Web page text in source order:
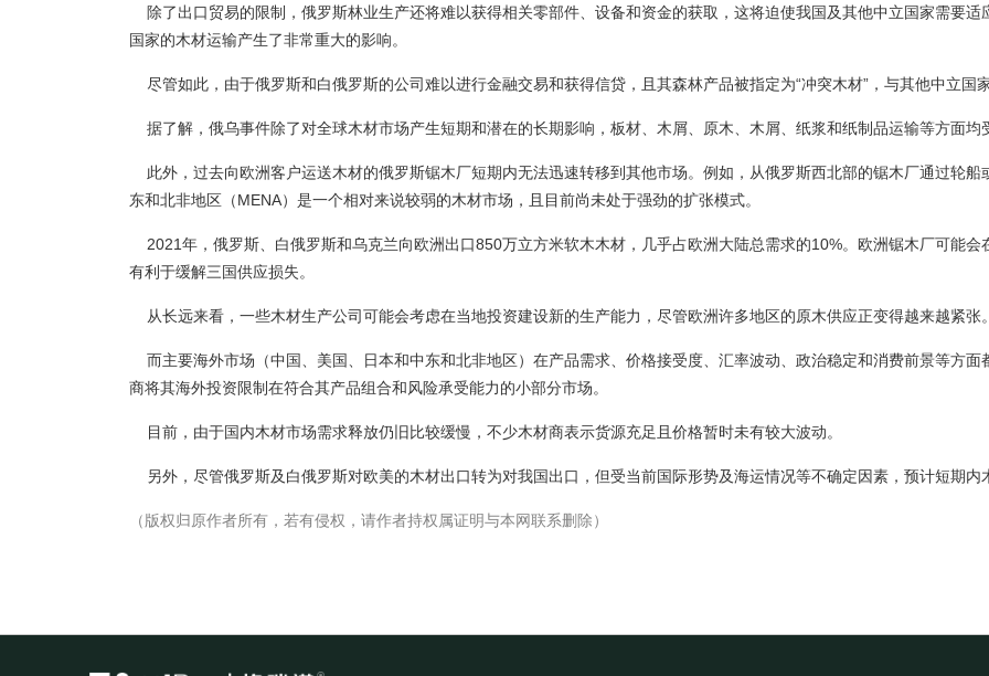
除了出口贸易的限制，俄罗斯林业生产还将难以获得相关零部件、设备和资金的获取，这将迫使我国及其他中立国家需要
国家的木材运输产生了非常重大的影响。
尽管如此，由于俄罗斯和白俄罗斯的公司难以进行金融交易和获得信贷，且其森林产品被指定为“冲突木材”，与其他中立国
据了解，俄乌事件除了对全球木材市场产生短期和潜在的长期影响，板材、木屑、原木、木屑、纸浆和纸制品运输等方面均
此外，过去向欧洲客户运送木材的俄罗斯锯木厂短期内无法迅速转移到其他市场。例如，从俄罗斯西北部的锯木厂通过轮
东和北非地区（MENA）是一个相对来说较弱的木材市场，且目前尚未处于强劲的扩张模式。
2021年，俄罗斯、白俄罗斯和乌克兰向欧洲出口850万立方米软木木材，几乎占欧洲大陆总需求的10%。欧洲锯木厂可能
有利于缓解三国供应损失。
从长远来看，一些木材生产公司可能会考虑在当地投资建设新的生产能力，尽管欧洲许多地区的原木供应正变得越来越紧张
而主要海外市场（中国、美国、日本和中东和北非地区）在产品需求、价格接受度、汇率波动、政治稳定和消费前景等方
商将其海外投资限制在符合其产品组合和风险承受能力的小部分市场。
目前，由于国内木材市场需求释放仍旧比较缓慢，不少木材商表示货源充足且价格暂时未有较大波动。
另外，尽管俄罗斯及白俄罗斯对欧美的木材出口转为对我国出口，但受当前国际形势及海运情况等不确定因素，预计短期内
（版权归原作者所有，若有侵权，请作者持权属证明与本网联系删除）